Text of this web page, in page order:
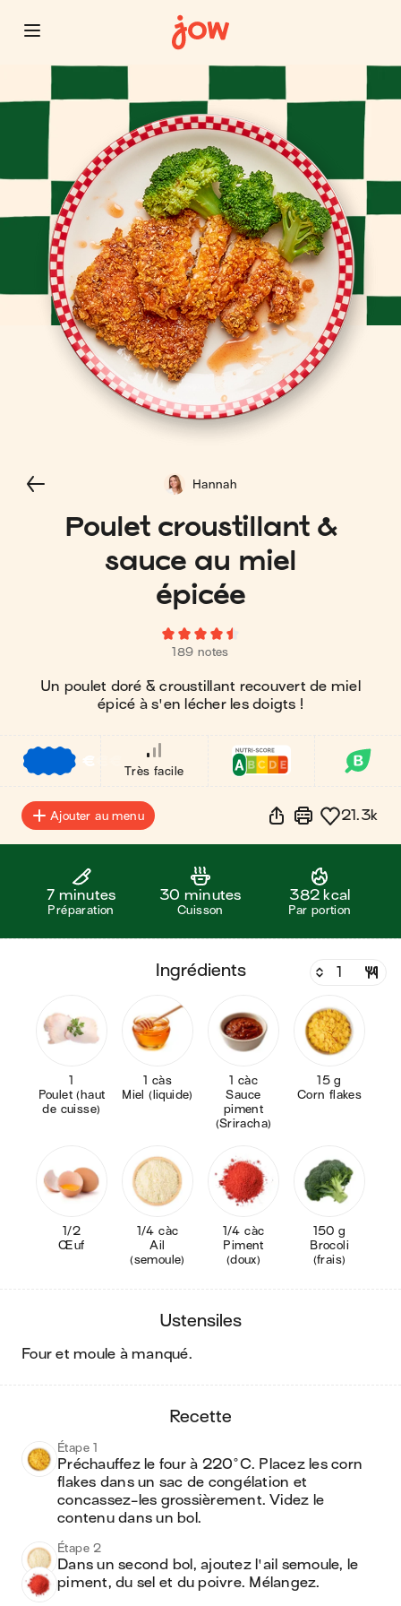
Poulet croustillant &
sauce au miel
épicée
189 notes
Un poulet doré & croustillant recouvert de miel
épicé à s'en lécher les doigts !
Hannah
€
Très facile
Ajouter au menu 21.3k
7 minutes
Préparation
30 minutes
Cuisson
382 kcal
Par portion
ingrédients
1
Poulet (haut
de cuisse)
1 càs
Miel (liquide)
1 càc
Sauce
piment
(Sriracha)
15 g
Corn flakes
1/2
Œuf
1/4 càc
Ail
(semoule)
1/4 càc
Piment
(doux)
150 g
Brocoli
(frais)
ustensiles
four et moule à manqué.
recette
Étape 1
Préchauffez le four à 220°C. Placez les corn
flakes dans un sac de congélation et
concassez-les grossièrement. Videz le
contenu dans un bol.
Étape 2
Dans un second bol, ajoutez l'ail semoule, le
piment, du sel et du poivre. Mélangez.